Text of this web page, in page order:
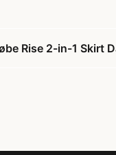
Rise 2-in-1 Skirt